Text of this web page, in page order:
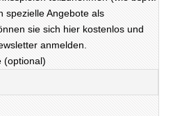
spezielle Angebote als
sie sich hier kostenlos und
anmelden.
(optional)